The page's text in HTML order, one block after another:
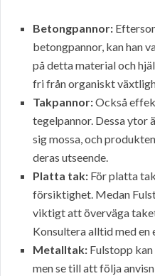
Betongpannor:
betongpannor, kan han
på detta material och
fri från organiskt
Takpannor:Också
tegelpannor. Dessa ytor
sig mossa, och
deras utseende.
Platta tak: För platta
försiktighet. Medan
viktigt att överväga
Konsultera alltid med en
Metalltak: Fulstopp
men se till att följa